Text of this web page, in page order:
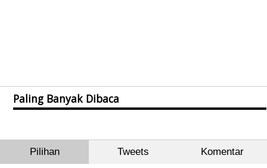
Paling Banyak Dibaca
Pilihan Tweets Komentar